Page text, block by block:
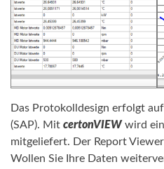
Das Protokolldesign erfolgt
(SAP). Mit certonVIEW wird
mitgeliefert. Der Report
Wollen Sie Ihre Daten